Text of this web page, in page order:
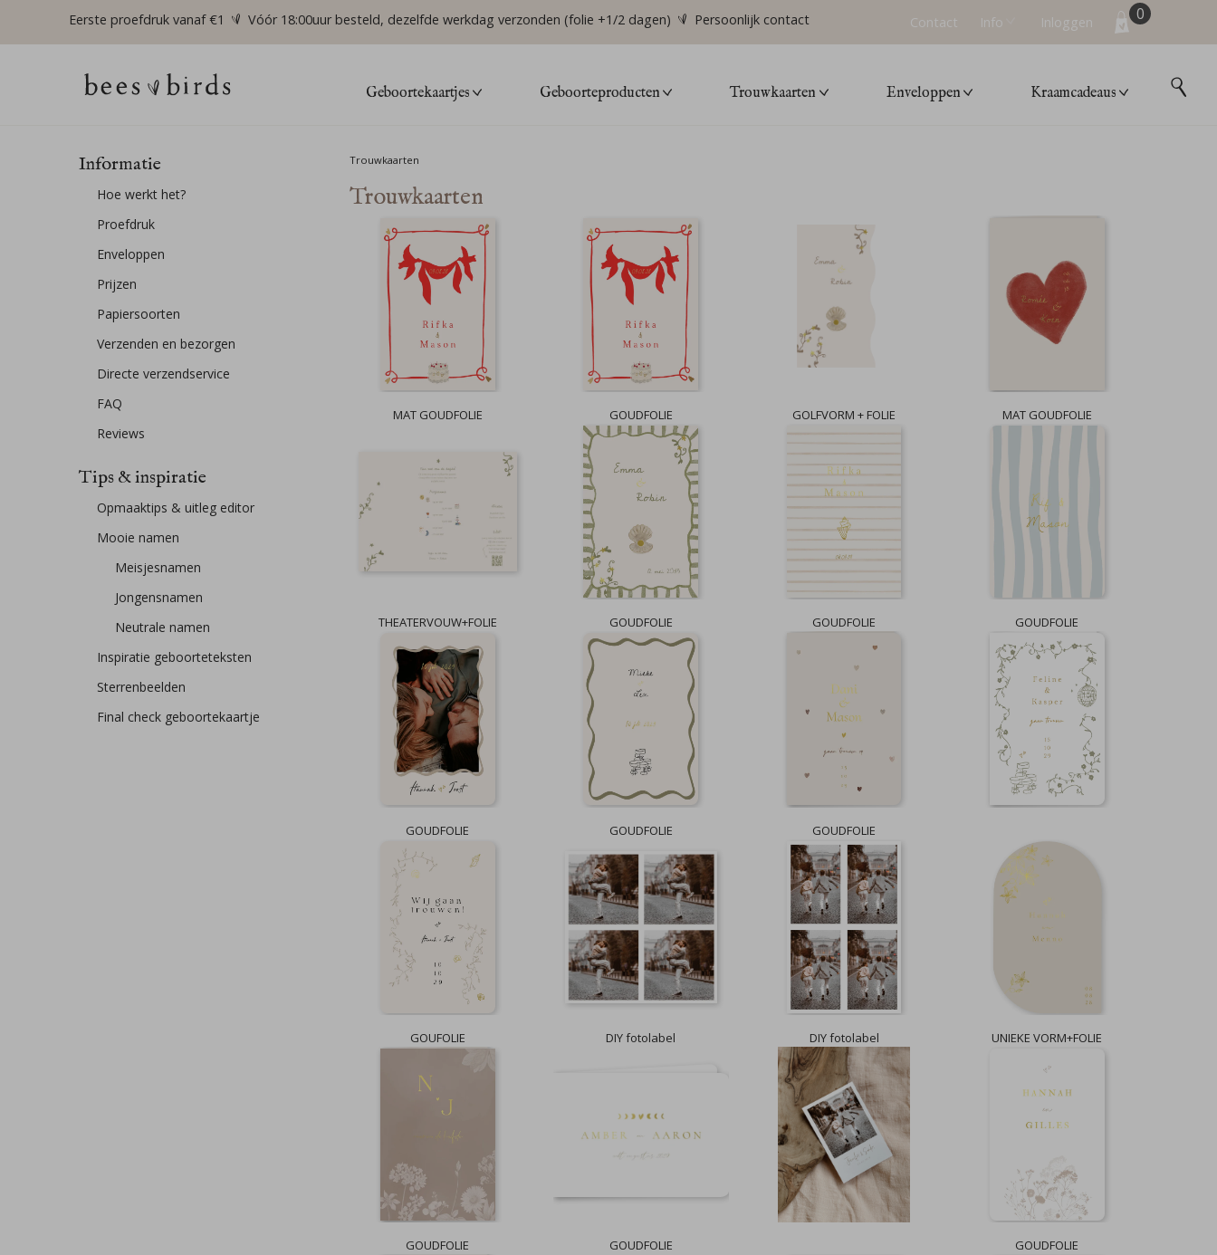
Eerste proefdruk vanaf €1 Vóór 18:00uur besteld, dezelfde werkdag verzonden (folie +1/2 dagen) Persoonlijk contact Contact Info Inloggen 0
Geboortekaartjes Geboorteproducten Trouwkaarten Enveloppen Kraamcadeaus
Informatie
Hoe werkt het?
Proefdruk
Enveloppen
Prijzen
Papiersoorten
Verzenden en bezorgen
Directe verzendservice
FAQ
Reviews
Tips & inspiratie
Opmaaktips & uitleg editor
Mooie namen
Meisjesnamen
Jongensnamen
Neutrale namen
Inspiratie geboorteteksten
Sterrenbeelden
Final check geboortekaartje
Trouwkaarten
Trouwkaarten
MAT GOUDFOLIE GOUDFOLIE GOLFVORM + FOLIE MAT GOUDFOLIE
THEATERVOUW+FOLIE GOUDFOLIE GOUDFOLIE GOUDFOLIE
GOUDFOLIE GOUDFOLIE GOUDFOLIE
GOUFOLIE DIY fotolabel DIY fotolabel UNIEKE VORM+FOLIE
GOUDFOLIE GOUDFOLIE GOUDFOLIE